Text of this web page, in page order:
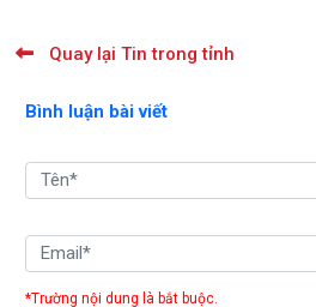
Quay lại Tin trong tỉnh
Bình luận bài viết
*Trường nội dung là bắt buộc.